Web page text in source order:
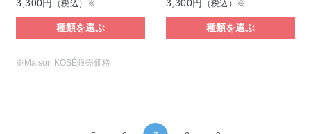
3,300円 （税込）※
種類を選ぶ
3,300円 （税込）※
種類を選ぶ
※Maison KOSÉ販売価格